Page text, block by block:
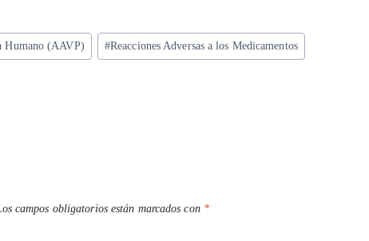
Humano (AAVP) #Reacciones Adversas a los Medicamentos
campos obligatorios están marcados con *